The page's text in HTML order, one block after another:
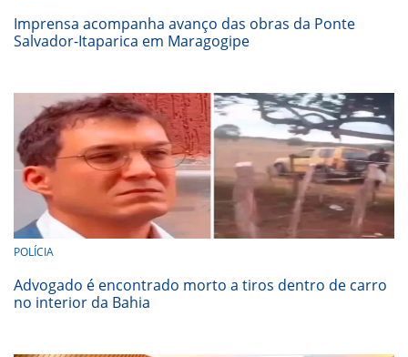
Imprensa acompanha avanço das obras da Ponte
Salvador-Itaparica em Maragogipe
POLÍCIA
Advogado é encontrado morto a tiros dentro de carro
no interior da Bahia